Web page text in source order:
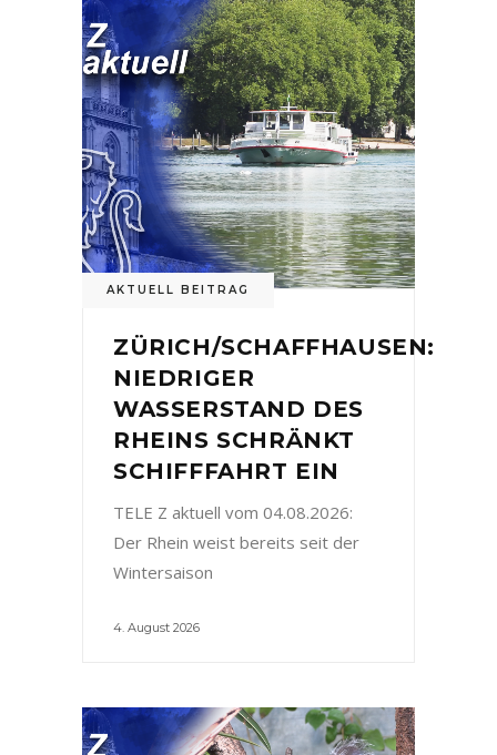
AKTUELL BEITRAG
ZÜRICH/SCHAFFHAUSEN:
NIEDRIGER
WASSERSTAND DES
RHEINS SCHRÄNKT
SCHIFFFAHRT EIN
TELE Z aktuell vom 04.08.2026:
Der Rhein weist bereits seit der
Wintersaison
4. August 2026